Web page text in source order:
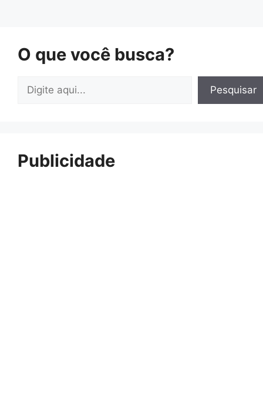
O que você busca?
Pesquisar
Publicidade